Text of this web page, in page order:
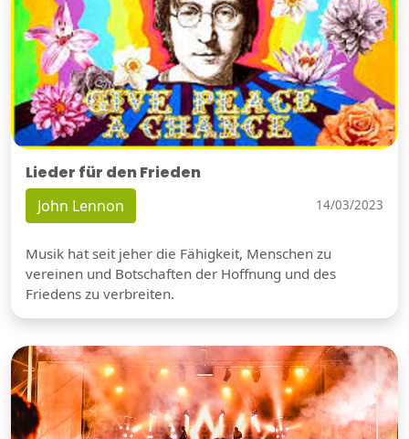
Lieder für den Frieden
John Lennon 14/03/2023
Musik hat seit jeher die Fähigkeit, Menschen zu
vereinen und Botschaften der Hoffnung und des
Friedens zu verbreiten.